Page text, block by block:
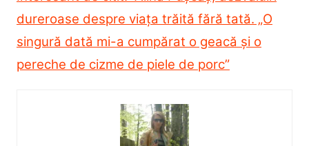
dureroase despre viața trăită fără tată. „O
singură dată mi-a cumpărat o geacă și o
pereche de cizme de piele de porc”